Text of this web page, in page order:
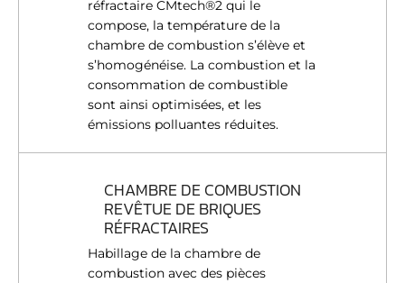
réfractaire CMtech®2 qui le
compose, la température de la
chambre de combustion s’élève et
s’homogénéise. La combustion et la
consommation de combustible
sont ainsi optimisées, et les
émissions polluantes réduites.
CHAMBRE DE COMBUSTION
REVÊTUE DE BRIQUES
RÉFRACTAIRES
Habillage de la chambre de
combustion avec des pièces